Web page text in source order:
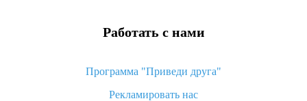
Работать с нами
Программа "Приведи друга"
Рекламировать нас